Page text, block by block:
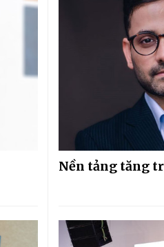
Nền tảng tăng